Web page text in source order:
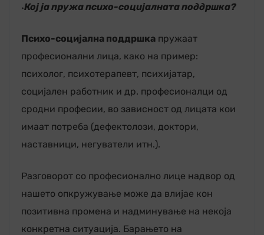
۰Кој ја пружа психо-социјалната поддршка?
Психо-социјална поддршка пружаат
професионални лица, како на пример:
психолог, психотерапевт, психијатар,
социјален работник и др. професионалци од
сродни професии, во зависност од лицата кои
имаат потреба (дефектолози, доктори,
наставници, негуватели итн.).
Разговорот со професионално лице надвор од
нашето опкружување може да влијае кон
позитивна промена и надминување на некоја
конкретна ситуација. Барањето на